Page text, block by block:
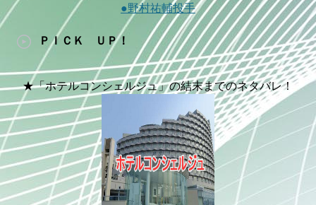
●野村祐輔投手
ＰＩＣＫ ＵＰ！
★「ホテルコンシェルジュ」の結末までのネタバレ！